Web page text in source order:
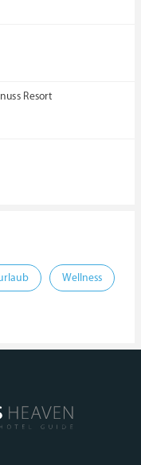
Resort
Wellness